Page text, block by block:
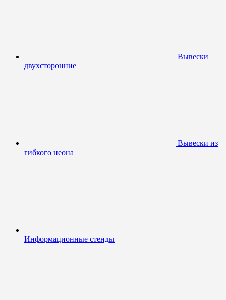
Вывески
двухсторонние
Вывески из
гибкого неона
Информационные стенды